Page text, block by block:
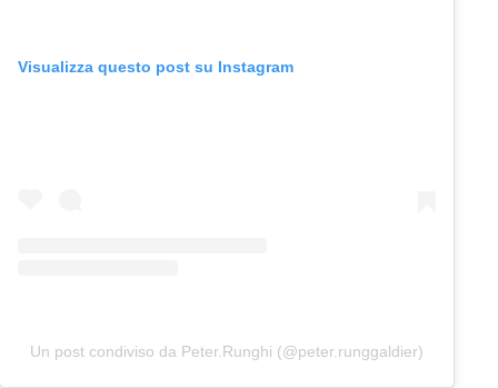
Visualizza questo post su Instagram
Un post condiviso da Peter.Runghi (@peter.runggaldier)